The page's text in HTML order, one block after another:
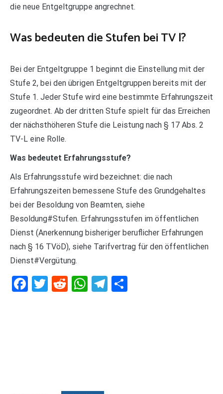
die neue Entgeltgruppe angrechnet.
Was bedeuten die Stufen bei TV l?
Bei der Entgeltgruppe 1 beginnt die Einstellung mit der
Stufe 2, bei den übrigen Entgeltgruppen bereits mit der
Stufe 1. Jeder Stufe wird eine bestimmte Erfahrungszeit
zugeordnet. Ab der dritten Stufe spielt für das Erreichen
der nächsthöheren Stufe die Leistung nach § 17 Abs. 2
TV-L eine Rolle.
Was bedeutet Erfahrungsstufe?
Als Erfahrungsstufe wird bezeichnet: die nach
Erfahrungszeiten bemessene Stufe des Grundgehaltes
bei der Besoldung von Beamten, siehe
Besoldung#Stufen. Erfahrungsstufen im öffentlichen
Dienst (Anerkennung bisheriger beruflicher Erfahrungen
nach § 16 TVöD), siehe Tarifvertrag für den öffentlichen
Dienst#Vergütung.
Facebook
Twitter
RedditWhatsApp
Telegram